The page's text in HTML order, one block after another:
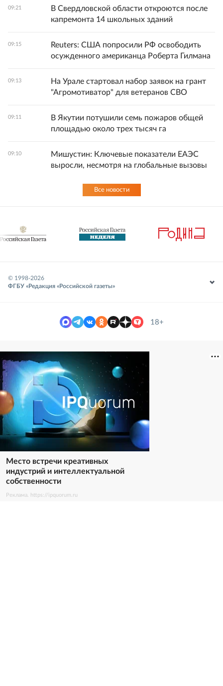
09:21
В Свердловской области откроются после
капремонта 14 школьных зданий
09:15
Reuters: США попросили РФ освободить
осужденного американца Роберта Гилмана
09:13
На Урале стартовал набор заявок на грант
"Агромотиватор" для ветеранов СВО
09:11
В Якутии потушили семь пожаров общей
площадью около трех тысяч га
09:10
Мишустин: Ключевые показатели ЕАЭС
выросли, несмотря на глобальные вызовы
Все новости
© 1998-2026
ФГБУ «Редакция «Российской газеты»
18+
Место встречи креативных
индустрий и интеллектуальной
собственности
Реклама. https://ipquorum.ru